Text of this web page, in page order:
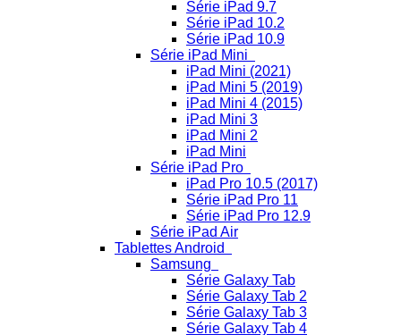
Série iPad 9.7
Série iPad 10.2
Série iPad 10.9
Série iPad Mini
iPad Mini (2021)
iPad Mini 5 (2019)
iPad Mini 4 (2015)
iPad Mini 3
iPad Mini 2
iPad Mini
Série iPad Pro
iPad Pro 10.5 (2017)
Série iPad Pro 11
Série iPad Pro 12.9
Série iPad Air
Tablettes Android
Samsung
Série Galaxy Tab
Série Galaxy Tab 2
Série Galaxy Tab 3
Série Galaxy Tab 4